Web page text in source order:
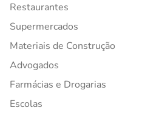
Restaurantes
Supermercados
Materiais de Construção
Advogados
Farmácias e Drogarias
Escolas